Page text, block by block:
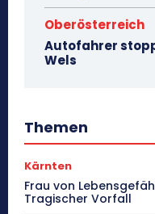
Oberösterreich
Autofahrer
Wels
Themen
Kärnten
Frau von
Tragischer Vorfall